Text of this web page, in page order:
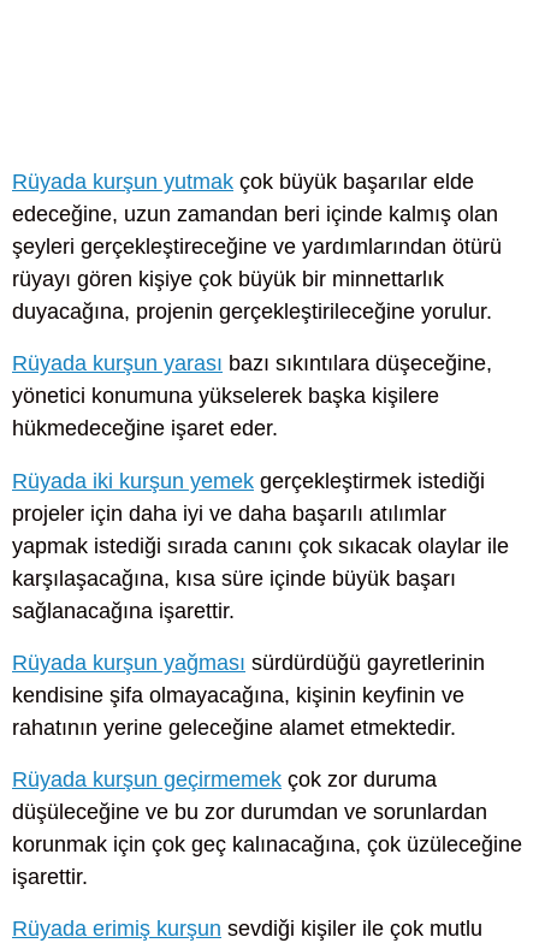
Rüyada kurşun yutmak çok büyük başarılar elde
edeceğine, uzun zamandan beri içinde kalmış olan
şeyleri gerçekleştireceğine ve yardımlarından ötürü
rüyayı gören kişiye çok büyük bir minnettarlık
duyacağına, projenin gerçekleştirileceğine yorulur.
Rüyada kurşun yarası bazı sıkıntılara düşeceğine,
yönetici konumuna yükselerek başka kişilere
hükmedeceğine işaret eder.
Rüyada iki kurşun yemek gerçekleştirmek istediği
projeler için daha iyi ve daha başarılı atılımlar
yapmak istediği sırada canını çok sıkacak olaylar ile
karşılaşacağına, kısa süre içinde büyük başarı
sağlanacağına işarettir.
Rüyada kurşun yağması sürdürdüğü gayretlerinin
kendisine şifa olmayacağına, kişinin keyfinin ve
rahatının yerine geleceğine alamet etmektedir.
Rüyada kurşun geçirmemek çok zor duruma
düşüleceğine ve bu zor durumdan ve sorunlardan
korunmak için çok geç kalınacağına, çok üzüleceğine
işarettir.
Rüyada erimiş kurşun sevdiği kişiler ile çok mutlu